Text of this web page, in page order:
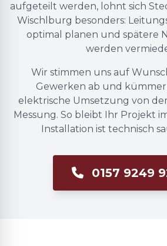
aufgeteilt werden, lohnt sich
Wischlburg besonders:
optimal planen und spätere
werden
Wir stimmen uns auf
Gewerken ab und
elektrische Umsetzung von
Messung. So bleibt Ihr Projekt
Installation ist technisch
0157 9249